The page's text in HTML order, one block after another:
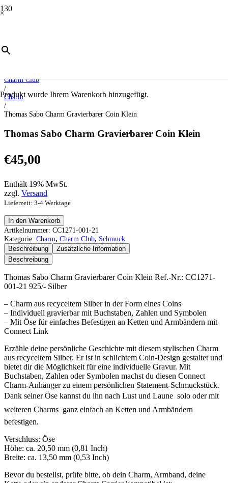
×
Produkt wurde Ihrem Warenkorb hinzugefügt.
Start
/
Charm Club
/
Charm
/
Thomas Sabo Charm Gravierbarer Coin Klein
Thomas Sabo Charm Gravierbarer Coin Klein
€45,00
Enthält 19% MwSt.
zzgl. Versand
Lieferzeit: 3-4 Werktage
Thomas
Sabo
Charm
Gravierbarer
Coin
Klein
Menge
In den Warenkorb
Artikelnummer: CC1271-001-21
Kategorie: Charm, Charm Club, Schmuck
Beschreibung
Zusätzliche Information
Beschreibung
Thomas Sabo Charm Gravierbarer Coin Klein Ref.-Nr.: CC1271-
001-21 925/- Silber
– Charm aus recyceltem Silber in der Form eines Coins
– Individuell gravierbar mit Buchstaben, Zahlen und Symbolen
– Mit Öse für einfaches Befestigen an Ketten und Armbändern mit
Connect Link
Erzähle deine persönliche Geschichte mit diesem stylischen Charm
aus recyceltem Silber. Er ist in schlichtem Coin-Design gestaltet und
bietet dir die Möglichkeit für eine individuelle Gravur. Mit
Buchstaben, Zahlen oder Symbolen machst du diesen Connect
Charm-Anhänger zu einem persönlichen Statement-Schmuckstück.
Dank seiner Öse kannst du ihn nach Lust und Laune  solo oder mit
weiteren Charms  ganz einfach an Ketten und Armbändern
befestigen.
Verschluss: Öse
Höhe: ca. 20,50 mm (0,81 Inch)
Breite: ca. 13,50 mm (0,53 Inch)
Bevor du bestellst, prüfe bitte, ob dein Charm, Armband, deine